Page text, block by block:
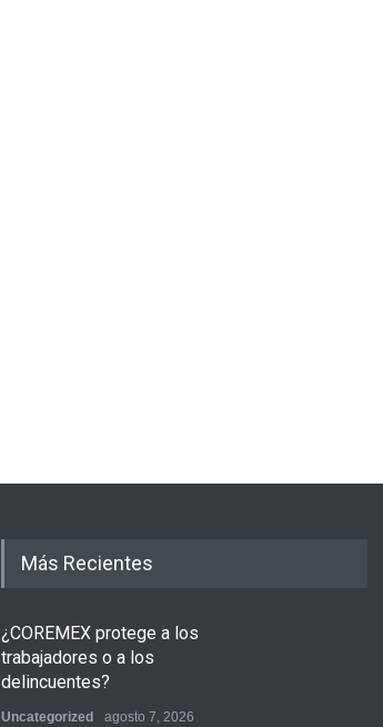
Más Recientes
¿COREMEX protege a los
trabajadores o a los
delincuentes?
Uncategorized agosto 7, 2026